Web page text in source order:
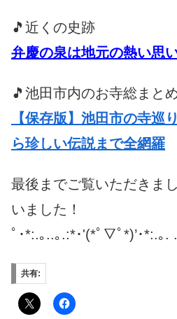
🎵近くの史跡
弁慶の泉は地元の熱い思
🎵池田市内のお寺総まと
【保存版】池田市の寺巡
ら珍しい伝説まで全網羅
最後までご覧いただきま
いました！
ﾟ･*:.｡..｡.:*･'(*ﾟ▽ﾟ*)’･*:.｡. .
共有: